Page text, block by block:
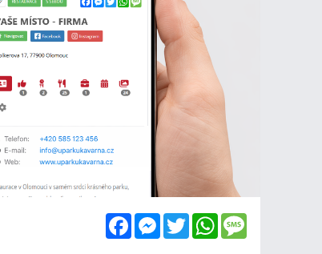
FacebookMessenger
TwitterWhatsApp